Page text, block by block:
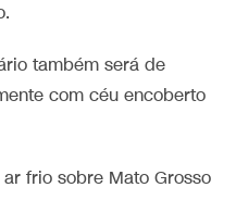
também será de
com céu encoberto
frio sobre Mato Grosso